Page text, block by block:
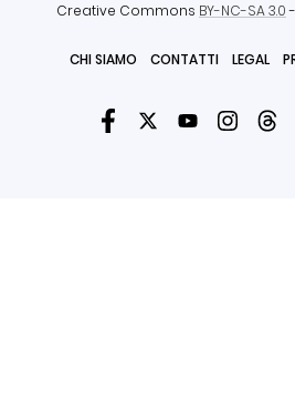
Creative Commons BY-NC-SA 3.0-
CHI SIAMO CONTATTI LEGAL